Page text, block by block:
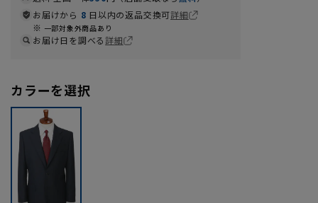
お届けから 8 日以内の返品交換可詳細
一部対象外商品あり
お届け日を調べる詳細
カラーを選択